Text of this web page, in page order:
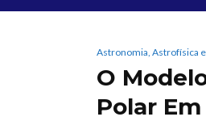
Astronomia, Astrofísica
O
Polar